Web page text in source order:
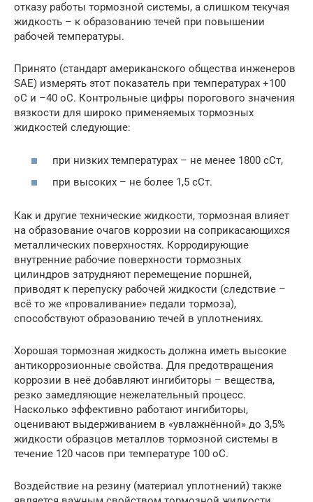
отказу работы тормозной системы, а слишком текучая
жидкость – к образованию течей при повышении
рабочей температуры.
Принято (стандарт американского общества инженеров
SAE) измерять этот показатель при температурах +100
оС и –40 оС. Контрольные цифры порогового значения
вязкости для широко применяемых тормозных
жидкостей следующие:
при низких температурах – не менее 1800 сСт,
при высоких – не более 1,5 сСт.
Как и другие технические жидкости, тормозная влияет
на образование очагов коррозии на соприкасающихся
металлических поверхностях. Корродирующие
внутренние рабочие поверхности тормозных
цилиндров затрудняют перемещение поршней,
приводят к перепуску рабочей жидкости (следствие –
всё то же «проваливание» педали тормоза),
способствуют образованию течей в уплотнениях.
Хорошая тормозная жидкость должна иметь высокие
антикоррозионные свойства. Для предотвращения
коррозии в неё добавляют ингибиторы – вещества,
резко замедляющие нежелательный процесс.
Насколько эффективно работают ингибиторы,
оценивают выдерживанием в «увлажнённой» до 3,5%
жидкости образцов металлов тормозной системы в
течение 120 часов при температуре 100 оС.
Воздействие на резину (материал уплотнений) также